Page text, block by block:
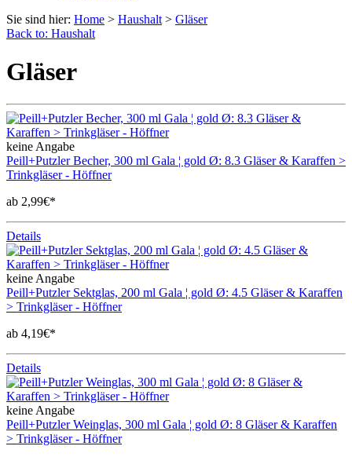
Sie sind hier: Home > Haushalt > Gläser
Back to: Haushalt
Gläser
keine Angabe
Peill+Putzler Becher, 300 ml Gala ¦ gold Ø: 8.3 Gläser & Karaffen >
Trinkgläser - Höffner
ab 2,99€*
Details
keine Angabe
Peill+Putzler Sektglas, 200 ml Gala ¦ gold Ø: 4.5 Gläser & Karaffen
> Trinkgläser - Höffner
ab 4,19€*
Details
keine Angabe
Peill+Putzler Weinglas, 300 ml Gala ¦ gold Ø: 8 Gläser & Karaffen
> Trinkgläser - Höffner